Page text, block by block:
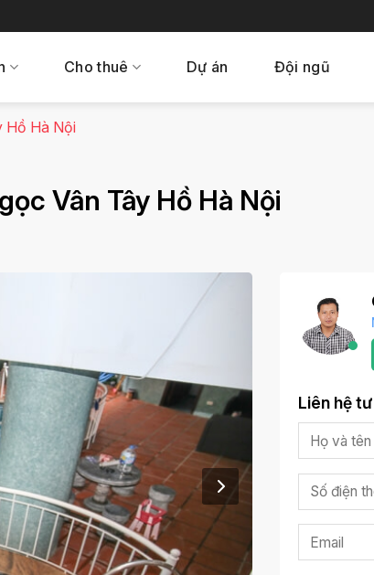
Cho thuê Dự án Đội ngũ
Hồ Hà Nội
Vân Tây Hồ Hà Nội
Liên hệ